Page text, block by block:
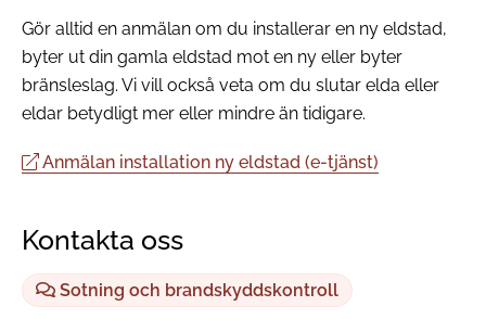
Gör alltid en anmälan om du installerar en ny eldstad,
byter ut din gamla eldstad mot en ny eller byter
bränsleslag. Vi vill också veta om du slutar elda eller
eldar betydligt mer eller mindre än tidigare.
Anmälan installation ny eldstad (e-tjänst)
Kontakta oss
Sotning och brandskyddskontroll